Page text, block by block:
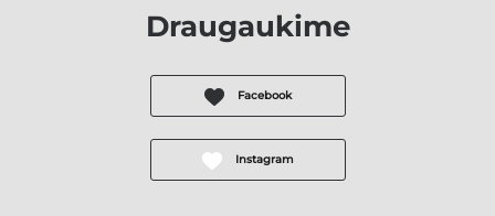
Draugaukime
Facebook
Instagram